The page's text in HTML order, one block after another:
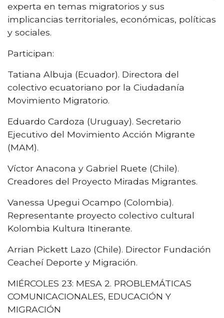
experta en temas migratorios y sus
implicancias territoriales, económicas, políticas
y sociales.
Participan:
Tatiana Albuja (Ecuador). Directora del
colectivo ecuatoriano por la Ciudadanía
Movimiento Migratorio.
Eduardo Cardoza (Uruguay). Secretario
Ejecutivo del Movimiento Acción Migrante
(MAM).
Víctor Anacona y Gabriel Ruete (Chile).
Creadores del Proyecto Miradas Migrantes.
Vanessa Upegui Ocampo (Colombia).
Representante proyecto colectivo cultural
Kolombia Kultura Itinerante.
Arrian Pickett Lazo (Chile). Director Fundación
Ceacheí Deporte y Migración.
MIÉRCOLES 23: MESA 2. PROBLEMÁTICAS
COMUNICACIONALES, EDUCACIÓN Y
MIGRACIÓN